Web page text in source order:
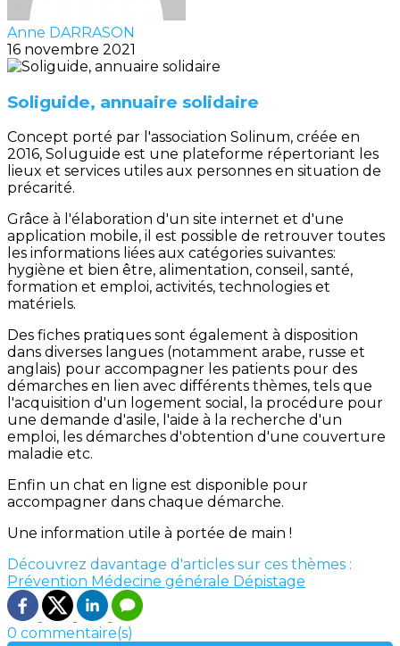
Anne DARRASON
16 novembre 2021
Soliguide, annuaire solidaire
Concept porté par l'association Solinum, créée en
2016, Soluguide est une plateforme répertoriant les
lieux et services utiles aux personnes en situation de
précarité.
Grâce à l'élaboration d'un site internet et d'une
application mobile, il est possible de retrouver toutes
les informations liées aux catégories suivantes:
hygiène et bien être, alimentation, conseil, santé,
formation et emploi, activités, technologies et
matériels.
Des fiches pratiques sont également à disposition
dans diverses langues (notamment arabe, russe et
anglais) pour accompagner les patients pour des
démarches en lien avec différents thèmes, tels que
l'acquisition d'un logement social, la procédure pour
une demande d'asile, l'aide à la recherche d'un
emploi, les démarches d'obtention d'une couverture
maladie etc.
Enfin un chat en ligne est disponible pour
accompagner dans chaque démarche.
Une information utile à portée de main !
Découvrez davantage d'articles sur ces thèmes :
Prévention Médecine générale Dépistage
0 commentaire(s)